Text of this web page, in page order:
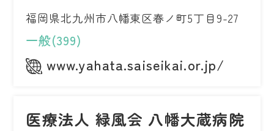
福岡県北九州市八幡東区春ノ町5丁目9-27
一般(399)
www.yahata.saiseikai.or.jp/
医療法人 緑風会 八幡大蔵病院